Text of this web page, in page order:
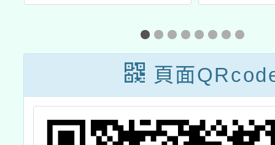
「2024桃園市孔
廟硃砂祈福許願
活動-紙願聰敏」
頁面